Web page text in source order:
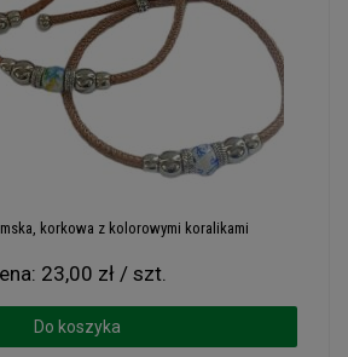
korkowa z kolorowymi koralikami
23,00 zł / szt.
Do koszyka